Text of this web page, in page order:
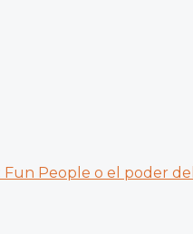
Fun People o el poder